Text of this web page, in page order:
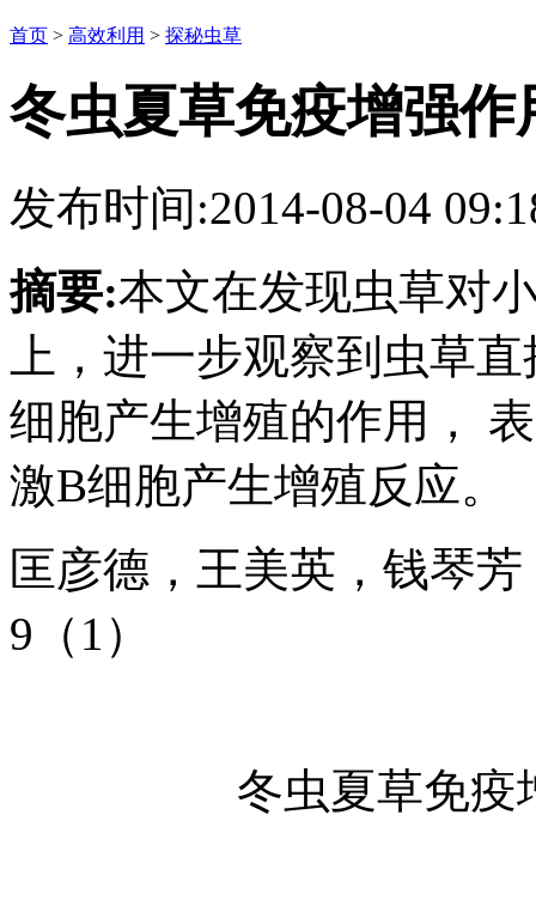
首页 > 高效利用 > 探秘虫草
冬虫夏草免疫增强作
发布时间:2014-08-04
摘要:本文在发现虫草对
上，进一步观察到虫草
细胞产生增殖的作用，
激B细胞产生增殖反应。
匡彦德，王美英，钱琴
9（1）
冬虫夏草免疫